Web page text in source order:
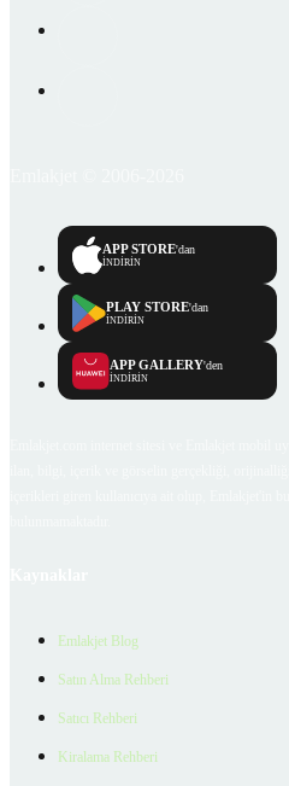
APP STORE'dan
İNDİRİN
PLAY STORE'dan
İNDİRİN
APP GALLERY'den
İNDİRİN
Emlakjet Blog
Satın Alma Rehberi
Satıcı Rehberi
Kiralama Rehberi